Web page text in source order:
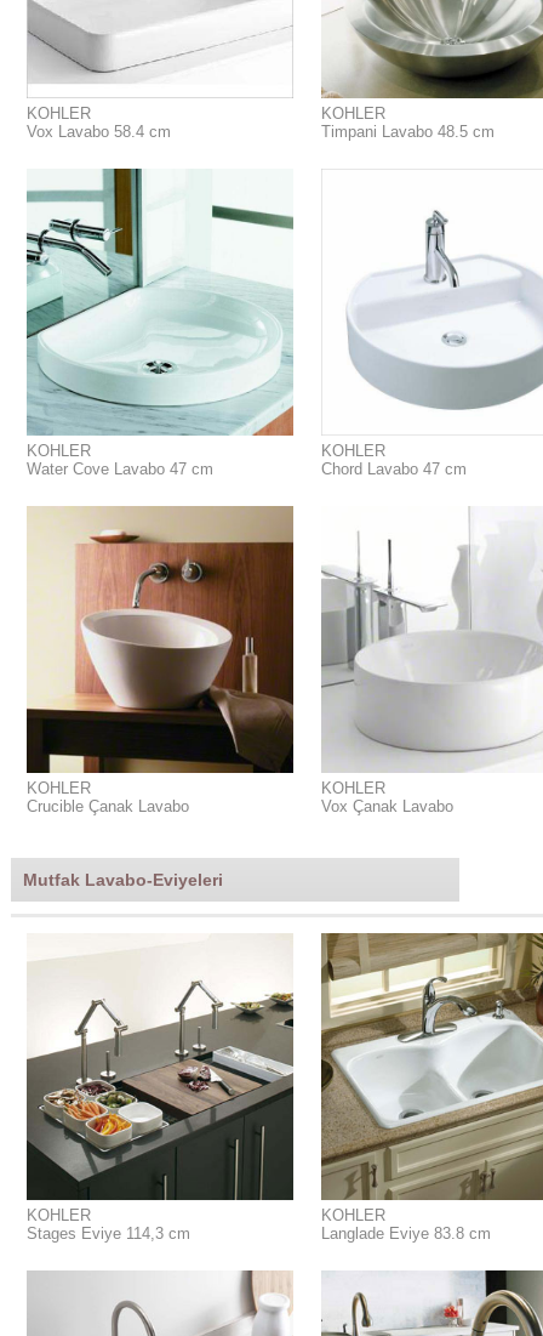
KOHLER
Vox Lavabo 58.4 cm
KOHLER
Timpani Lavabo 48.5 cm
KOHLER
Water Cove Lavabo 47 cm
KOHLER
Chord Lavabo 47 cm
KOHLER
Crucible Çanak Lavabo
KOHLER
Vox Çanak Lavabo
Mutfak Lavabo-Eviyeleri
KOHLER
Stages Eviye 114,3 cm
KOHLER
Langlade Eviye 83.8 cm